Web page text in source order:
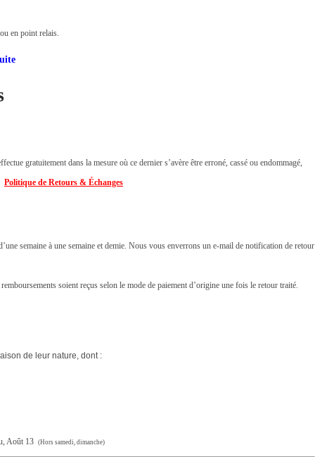
en point relais.
gratuitement dans la mesure où ce dernier s’avère être erroné, cassé ou endommagé,
Politique de Retours & Échanges
semaine à une semaine et demie. Nous vous enverrons un e-mail de notification de retour
soient reçus selon le mode de paiement d’origine une fois le retour traité.
de leur nature, dont :
Août 13 (Hors samedi, dimanche)